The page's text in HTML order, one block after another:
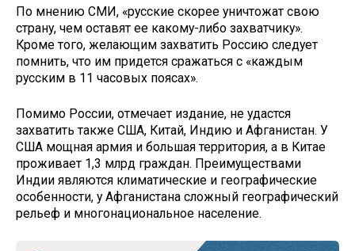
По мнению СМИ, «русские скорее уничтожат свою
страну, чем оставят ее какому-либо захватчику».
Кроме того, желающим захватить Россию следует
помнить, что им придется сражаться с «каждым
русским в 11 часовых поясах».
Помимо России, отмечает издание, не удастся
захватить также США, Китай, Индию и Афганистан. У
США мощная армия и большая территория, а в Китае
проживает 1,3 млрд граждан. Преимуществами
Индии являются климатические и географические
особенности, у Афганистана сложный географический
рельеф и многонациональное население.